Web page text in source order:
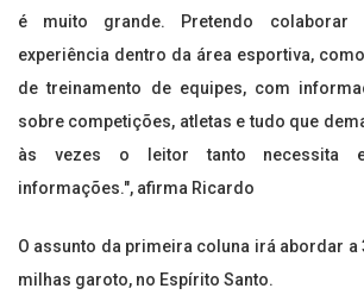
é muito grande. Pretendo colaborar
experiência dentro da área esportiva,
de treinamento de equipes, com
sobre competições, atletas e tudo que
às vezes o leitor tanto necessita
informações.", afirma Ricardo
O assunto da primeira coluna irá abordar a
milhas garoto, no Espírito Santo.